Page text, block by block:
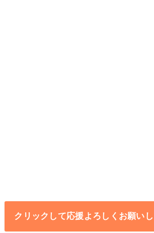
クリックして応援よろしくお願いし